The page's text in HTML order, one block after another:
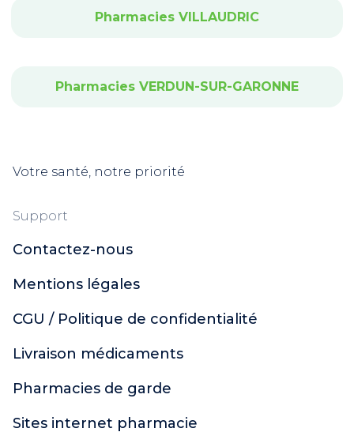
Pharmacies VILLAUDRIC
Pharmacies VERDUN-SUR-GARONNE
Votre santé, notre priorité
Support
Contactez-nous
Mentions légales
CGU / Politique de confidentialité
Livraison médicaments
Pharmacies de garde
Sites internet pharmacie